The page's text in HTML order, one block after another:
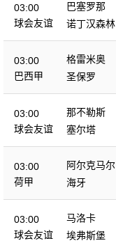
03:00
球会友谊
巴塞罗那
诺丁汉森林
03:00
巴西甲
格雷米奥
圣保罗
03:00
球会友谊
那不勒斯
塞尔塔
03:00
荷甲
阿尔克马尔
海牙
03:00
球会友谊
马洛卡
埃弗斯堡